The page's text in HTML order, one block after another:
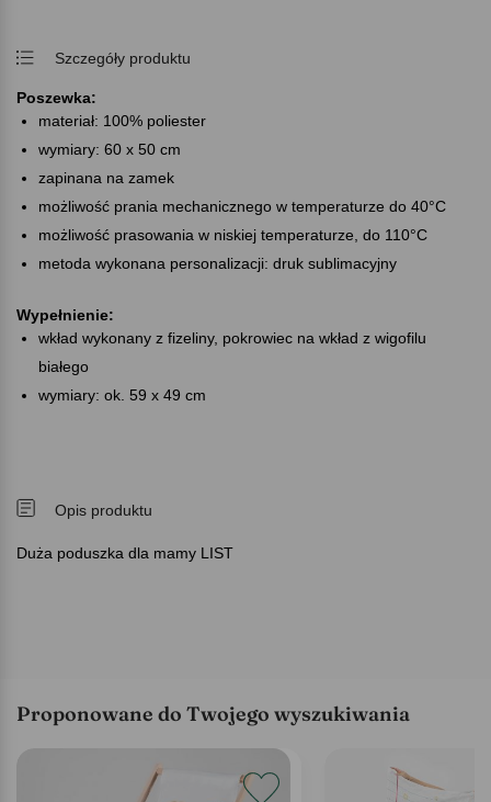
Szczegóły produktu
Poszewka:
materiał: 100% poliester
wymiary: 60 x 50 cm
zapinana na zamek
możliwość prania mechanicznego w temperaturze do 40°C
możliwość prasowania w niskiej temperaturze, do 110°C
metoda wykonana personalizacji: druk sublimacyjny
Wypełnienie:
wkład wykonany z fizeliny, pokrowiec na wkład z wigofilu
białego
wymiary: ok. 59 x 49 cm
Opis produktu
Duża poduszka dla mamy LIST
Proponowane do Twojego wyszukiwania